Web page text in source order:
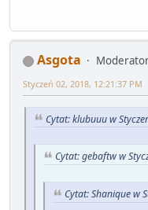
Asgota
Styczeń 02, 2018, 12:21:37 PM
Cytat: klubuuu w
Cytat: gebaftw w
Cytat: Shanique w